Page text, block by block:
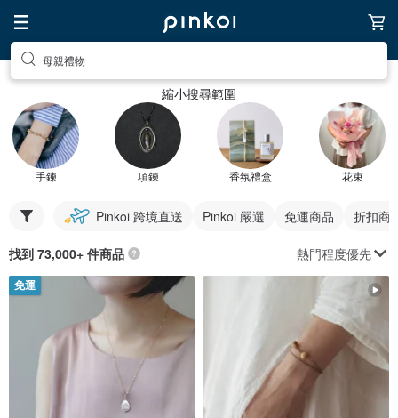
母親禮物
縮小搜尋範圍
手鍊 項鍊 香氛禮盒 花束
Pinkoi 跨境直送 Pinkoi 嚴選 免運商品 折扣商
找到 73,000+ 件商品 熱門程度優先
免運